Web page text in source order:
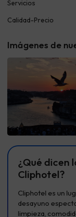
Imágenes de
¿Qué dicen
Cliphotel?
Cliphotel es un
desayuno
limpieza,